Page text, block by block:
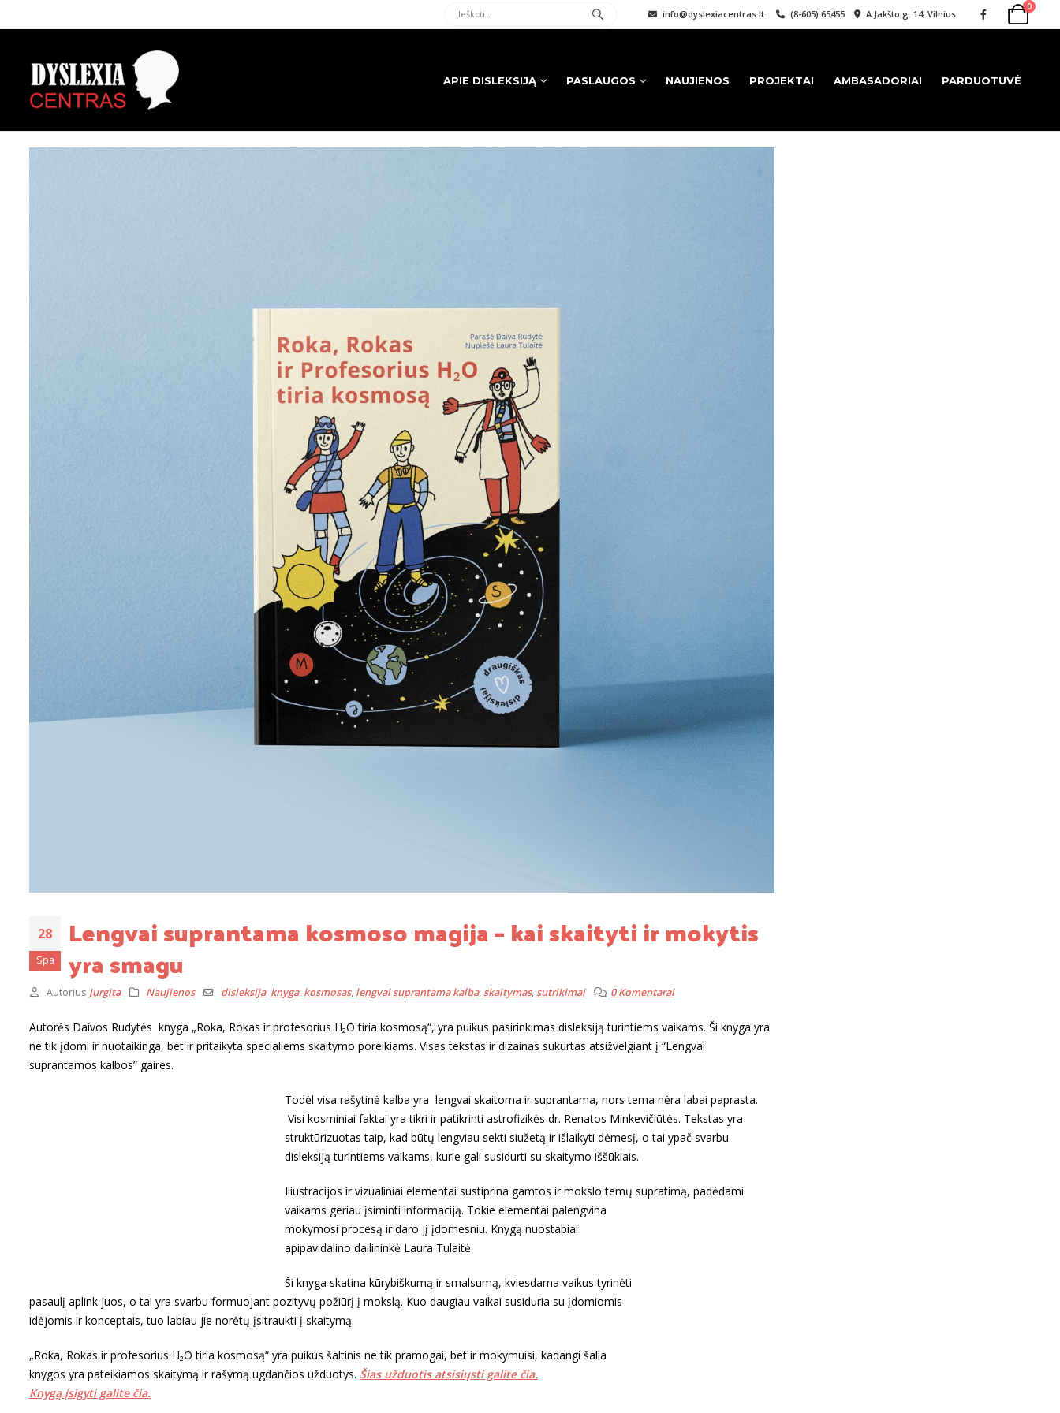
info@dyslexiacentras.lt (8-605) 65455 A.Jakšto g. 14, Vilnius
0
APIE DISLEKSIJĄ PASLAUGOS NAUJIENOS PROJEKTAI AMBASADORIAI PARDUOTUVĖ
28
Spa
Lengvai suprantama kosmoso magija – kai skaityti ir mokytis
yra smagu
Autorius Jurgita Naujienos disleksija, knyga, kosmosas, lengvai suprantama kalba,skaitymas,sutrikimai 0 Komentarai
Autorės Daivos Rudytės knyga „Roka, Rokas ir profesorius H₂O tiria kosmosą“, yra puikus pasirinkimas disleksiją turintiems vaikams. Ši knyga yra
ne tik įdomi ir nuotaikinga, bet ir pritaikyta specialiems skaitymo poreikiams. Visas tekstas ir dizainas sukurtas atsižvelgiant į “Lengvai
suprantamos kalbos” gaires.
Todėl visa rašytinė kalba yra lengvai skaitoma ir suprantama, nors tema nėra labai paprasta.
Visi kosminiai faktai yra tikri ir patikrinti astrofizikės dr. Renatos Minkevičiūtės. Tekstas yra
struktūrizuotas taip, kad būtų lengviau sekti siužetą ir išlaikyti dėmesį, o tai ypač svarbu
disleksiją turintiems vaikams, kurie gali susidurti su skaitymo iššūkiais.
Iliustracijos ir vizualiniai elementai sustiprina gamtos ir mokslo temų supratimą, padėdami
vaikams geriau įsiminti informaciją. Tokie elementai palengvina
mokymosi procesą ir daro jį įdomesniu. Knygą nuostabiai
apipavidalino dailininkė Laura Tulaitė.
Ši knyga skatina kūrybiškumą ir smalsumą, kviesdama vaikus tyrinėti
pasaulį aplink juos, o tai yra svarbu formuojant pozityvų požiūrį į mokslą. Kuo daugiau vaikai susiduria su įdomiomis
idėjomis ir konceptais, tuo labiau jie norėtų įsitraukti į skaitymą.
„Roka, Rokas ir profesorius H₂O tiria kosmosą“ yra puikus šaltinis ne tik pramogai, bet ir mokymuisi, kadangi šalia
knygos yra pateikiamos skaitymą ir rašymą ugdančios užduotys. Šias užduotis atsisiųsti galite čia.
Knygą įsigyti galite čia.